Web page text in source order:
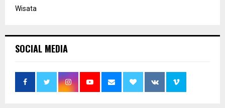
Wisata
SOCIAL MEDIA